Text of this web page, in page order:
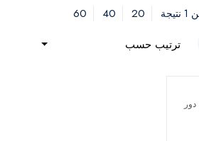
20
40
60
ترتيب حسب